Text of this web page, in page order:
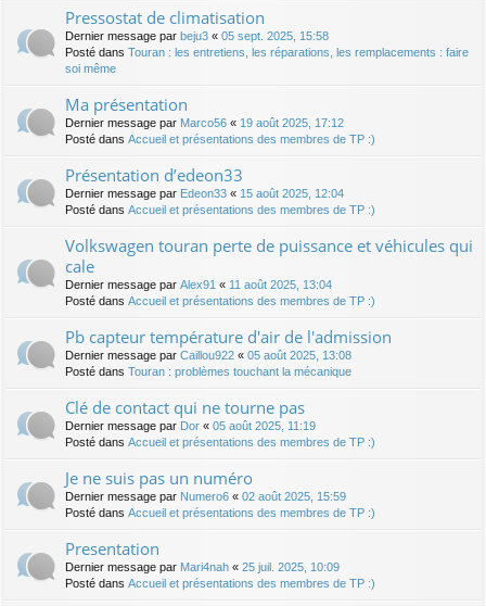
Pressostat de climatisation
Dernier message par beju3 « 05 sept. 2025, 15:58
Posté dans Touran : les entretiens, les réparations, les remplacements : faire
soi même
Ma présentation
Dernier message par Marco56 « 19 août 2025, 17:12
Posté dans Accueil et présentations des membres de TP :)
Présentation d’edeon33
Dernier message par Edeon33 « 15 août 2025, 12:04
Posté dans Accueil et présentations des membres de TP :)
Volkswagen touran perte de puissance et véhicules qui
cale
Dernier message par Alex91 « 11 août 2025, 13:04
Posté dans Accueil et présentations des membres de TP :)
Pb capteur température d'air de l'admission
Dernier message par Caillou922 « 05 août 2025, 13:08
Posté dans Touran : problèmes touchant la mécanique
Clé de contact qui ne tourne pas
Dernier message par Dor « 05 août 2025, 11:19
Posté dans Accueil et présentations des membres de TP :)
Je ne suis pas un numéro
Dernier message par Numero6 « 02 août 2025, 15:59
Posté dans Accueil et présentations des membres de TP :)
Presentation
Dernier message par Mari4nah « 25 juil. 2025, 10:09
Posté dans Accueil et présentations des membres de TP :)